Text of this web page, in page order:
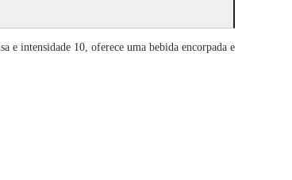
e intensidade 10, oferece uma bebida encorpada e